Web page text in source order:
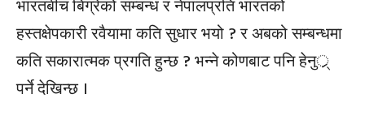
भारतबीच बिग्रेको सम्बन्ध र नेपालप्रति भारतको
हस्तक्षेपकारी रवैयामा कति सुधार भयो ? र अबको सम्बन्धमा
कति सकारात्मक प्रगति हुन्छ ? भन्ने कोणबाट पनि हेनुर््
पर्ने देखिन्छ ।